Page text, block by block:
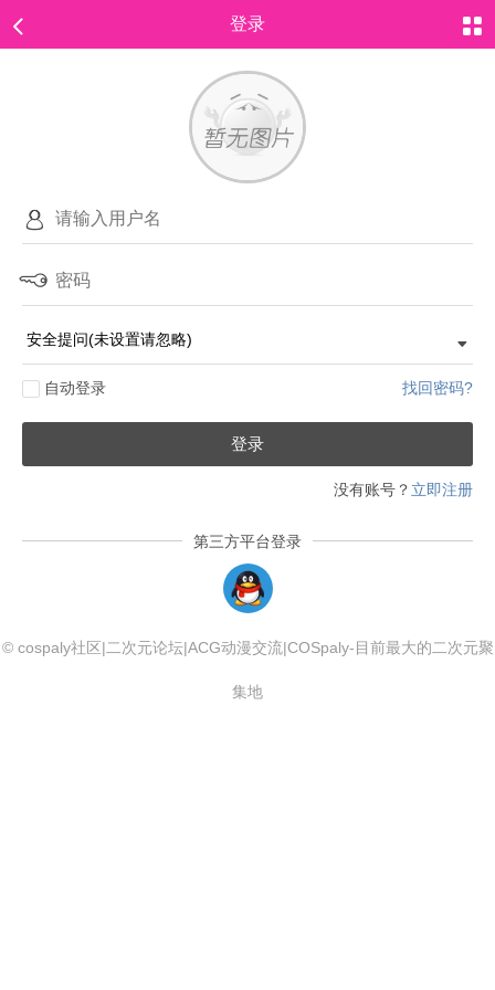
登录
自动登录 找回密码?
登录
没有账号？ 立即注册
第三方平台登录
© cospaly社区|二次元论坛|ACG动漫交流|COSpaly-目前最大的二次元聚
集地